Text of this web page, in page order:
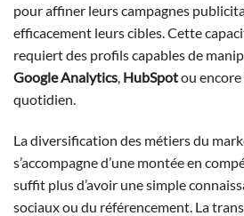
pour affiner leurs campagnes
efficacement leurs cibles. Cette
requiert des profils capables de
Google Analytics, HubSpotou encore
quotidien.
La diversification des métiers du
s’accompagne d’une montée en
suffit plus d’avoir une simple
sociaux ou du référencement. La